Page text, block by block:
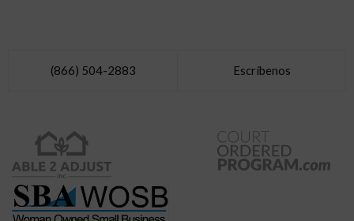
(866) 504-2883 Escríbenos